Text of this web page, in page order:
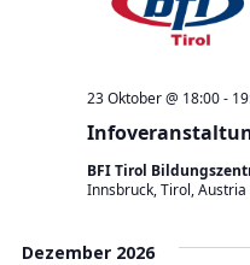
23 Oktober @ 18:00-
BFI Tirol
Innsbruck, Tirol, Austria
Dezember 2026